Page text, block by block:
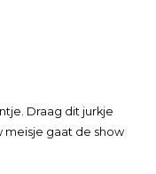
Draag dit jurkje
gaat de show